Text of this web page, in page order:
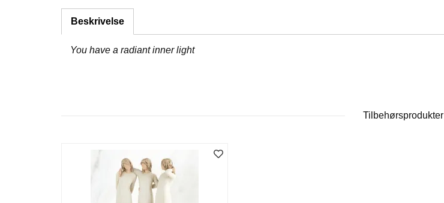
Beskrivelse
You have a radiant inner light
Tilbehørsprodukter